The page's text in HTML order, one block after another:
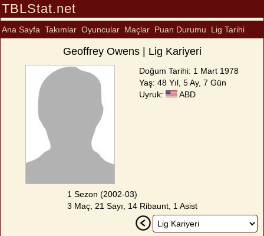
TBLStat.net
Ana Sayfa Takımlar Oyuncular Maçlar Puan Durumu Lig Tarihi
Geoffrey Owens | Lig Kariyeri
Doğum Tarihi: 1 Mart 1978
Yaş: 48 Yıl, 5 Ay, 7 Gün
Uyruk:
ABD
1 Sezon (2002-03)
3 Maç, 21 Sayı, 14 Ribaunt, 1 Asist